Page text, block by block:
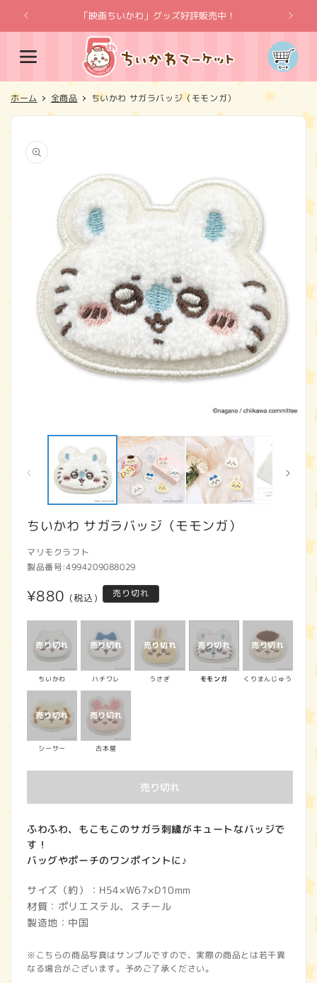
ンツに
進む
「映画ちいかわ」グッズ好評販売中！
カ
ー
ト
ホーム 全商品 ちいかわ サガラバッジ（モモンガ）
報にス
キップ
ちいかわ サガラバッジ（モモンガ）
マリモクラフト
製品番号:4994209088029
通
常
価
格
¥880 (税込) 売り切れ
ちいかわ ハチワレ うさぎ モモンガ くりまんじゅう
シーサー 古本屋
売り切れ
ふわふわ、もこもこのサガラ刺繍がキュートなバッジで
す！
バッグやポーチのワンポイントに♪
サイズ（約）：H54×W67×D10mm
材質：ポリエステル、スチール
製造地：中国
※こちらの商品写真はサンプルですので、実際の商品とは若干異
なる場合がございます。予めご了承ください。